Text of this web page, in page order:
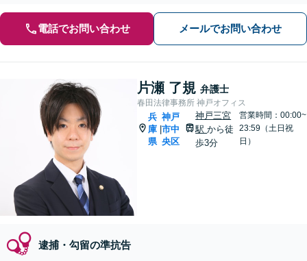
電話でお問い合わせ メールでお問い合わせ
片瀬 了規 弁護士
春田法律事務所 神戸オフィス
兵
庫
県
神戸
市中
央区
神戸三宮
駅から徒
歩3分
営業時間：00:00~
23:59（土日祝
日）
逮捕・勾留の準抗告